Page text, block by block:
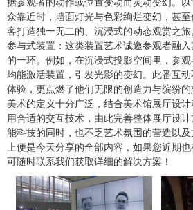
据参观者的动作或位置变动而灵动变幻。以“
众靠近时，墙面灯光与色彩绚烂变幻，甚
客打造独一无二的、沉浸式的动态观赏之旅
参与式装置：这类装置艺术诚邀参观者融
的一环。例如，在沉浸式投影空间里，参观
均能激活装置，引发光影的变幻。此番互
体验，更点燃了他们无限的创造力与缤纷的
美术的定义十分广泛，结合美术馆展厅设
用合适的交互技术，由此完善整体展厅设
能科技的同时，也不乏艺术氛围的营造以
上便是今天分享的全部内容，如果您近期也
可随时联系我们获取详细的解决方案！